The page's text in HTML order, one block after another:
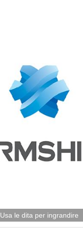
Usa le dita per ingrandire